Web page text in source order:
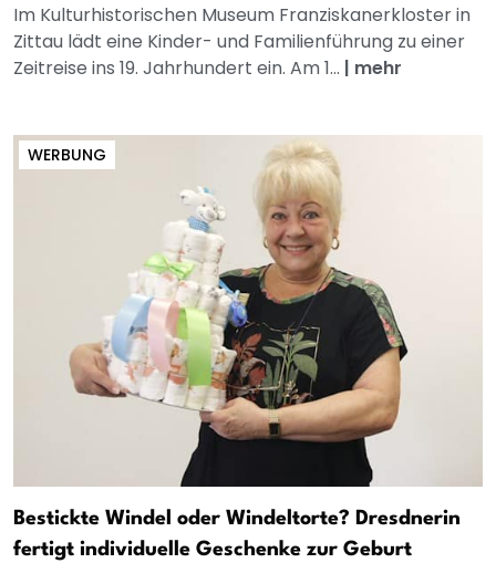
Im Kulturhistorischen Museum Franziskanerkloster in
Zittau lädt eine Kinder- und Familienführung zu einer
Zeitreise ins 19. Jahrhundert ein. Am 1... | mehr
WERBUNG
Bestickte Windel oder Windeltorte? Dresdnerin
fertigt individuelle Geschenke zur Geburt